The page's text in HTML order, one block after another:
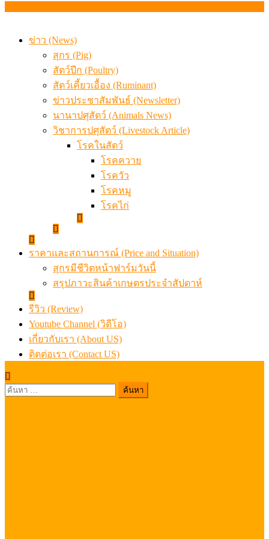
ข่าว (News)
สุกร (Pig)
สัตว์ปีก (Poultry)
สัตว์เคี้ยวเอื้อง (Ruminant)
ข่าวประชาสัมพันธ์ (Newsletter)
นานาปศุสัตว์ (Animals News)
วิชาการปศุสัตว์ (Livestock Article)
โรคในสัตว์
โรคควาย
โรควัว
โรคหมู
โรคไก่
ราคาและสถานการณ์ (Price and Situation)
สุกรมีชีวิตหน้าฟาร์มวันนี้
สรุปภาวะสินค้าเกษตรประจำสัปดาห์
รีวิว (Review)
Youtube Channel (วิดีโอ)
เกี่ยวกับเรา (About US)
ติดต่อเรา (Contact US)
ค้นหา